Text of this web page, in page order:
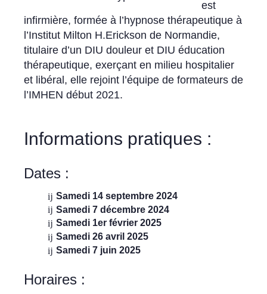
est
infirmière, formée à l’hypnose thérapeutique à
l’Institut Milton H.Erickson de Normandie,
titulaire d’un DIU douleur et DIU éducation
thérapeutique, exerçant en milieu hospitalier
et libéral, elle rejoint l’équipe de formateurs de
l’IMHEN début 2021.
Informations pratiques :
Dates :
Samedi 14 septembre 2024
Samedi 7 décembre 2024
Samedi 1er février 2025
Samedi 26 avril 2025
Samedi 7 juin 2025
Horaires :